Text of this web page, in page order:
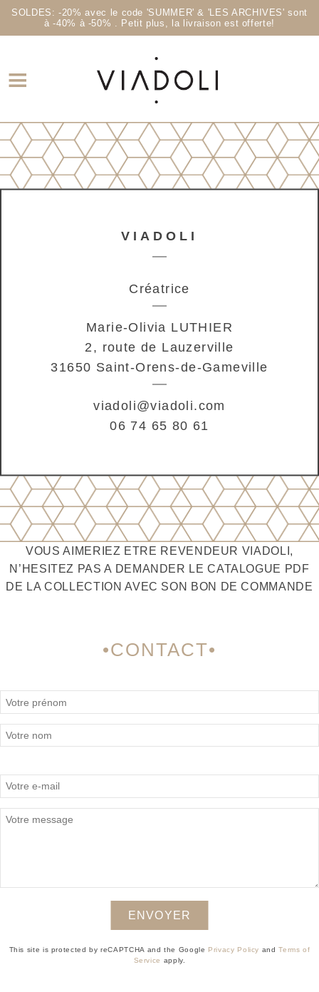
SOLDES: -20% avec le code 'SUMMER' & 'LES ARCHIVES' sont
à -40% à -50% . Petit plus, la livraison est offerte!
VIADOLI
Créatrice
Marie-Olivia LUTHIER
2, route de Lauzerville
31650 Saint-Orens-de-Gameville
viadoli@viadoli.com
06 74 65 80 61
VOUS AIMERIEZ ETRE REVENDEUR VIADOLI,
N’HESITEZ PAS A DEMANDER LE CATALOGUE PDF
DE LA COLLECTION AVEC SON BON DE COMMANDE
CONTACT
This site is protected by reCAPTCHA and the Google Privacy Policy andTerms of
Service apply.